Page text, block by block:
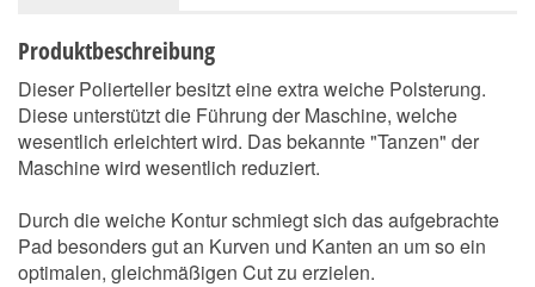
Produktbeschreibung
Dieser Polierteller besitzt eine extra weiche Polsterung.
Diese unterstützt die Führung der Maschine, welche
wesentlich erleichtert wird. Das bekannte "Tanzen" der
Maschine wird wesentlich reduziert.
Durch die weiche Kontur schmiegt sich das aufgebrachte
Pad besonders gut an Kurven und Kanten an um so ein
optimalen, gleichmäßigen Cut zu erzielen.